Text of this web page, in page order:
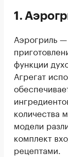
1.
Аэрогриль
функции
Агрегат
количества
модели
комплект
рецептами.